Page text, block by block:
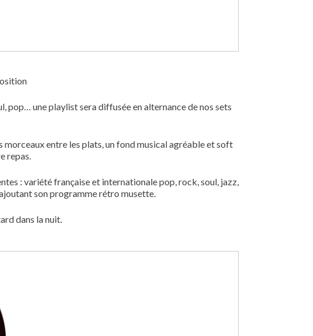
une playlist sera diffusée en alternance de nos sets
entre les plats, un fond musical agréable et soft
repas.
: variété française et internationale pop, rock, soul, jazz,
son programme rétro musette.
dans la nuit.